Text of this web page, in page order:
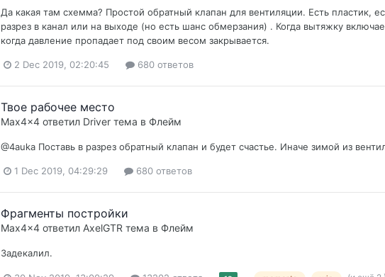
Да какая там схемма? Простой обратный клапан для вентиляции. Есть пластик,
разрез в канал или на выходе (но есть шанс обмерзания) . Когда вытяжку
когда давление пропадает под своим весом закрывается.
2 Dec 2019, 02:20:45 680 ответов
Твое рабочее место
Max4x4 ответил Driver тема в Флейм
@4auka Поставь в разрез обратный клапан и будет счастье. Иначе зимой из
1 Dec 2019, 04:29:29 680 ответов
Фрагменты постройки
Max4x4 ответил AxelGTR тема в Флейм
Задекалил.